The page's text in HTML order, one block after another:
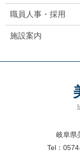
職員人事・採用
施設案内
岐阜県
Tel：